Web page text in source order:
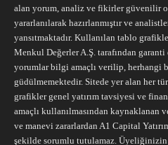
alan yorum, analiz ve fikirler güvenilir
yararlanılarak hazırlanmıştır ve
yansıtmaktadır. Kullanılan tablo
Menkul Değerler A.Ş. tarafından
yorumlar bilgi amaçlı verilip, herhangi
güdülmemektedir. Sitede yer alan her
grafikler genel yatırım tavsiyesi ve
amaçlı kullanılmasından kaynaklanan
ve manevi zararlardan A1 Capital
şekilde sorumlu tutulamaz.